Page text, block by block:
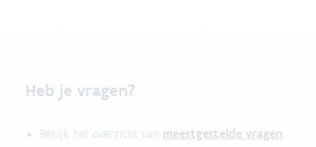
Heb je vragen?
Bekijk het overzicht van meestgestelde vragen.